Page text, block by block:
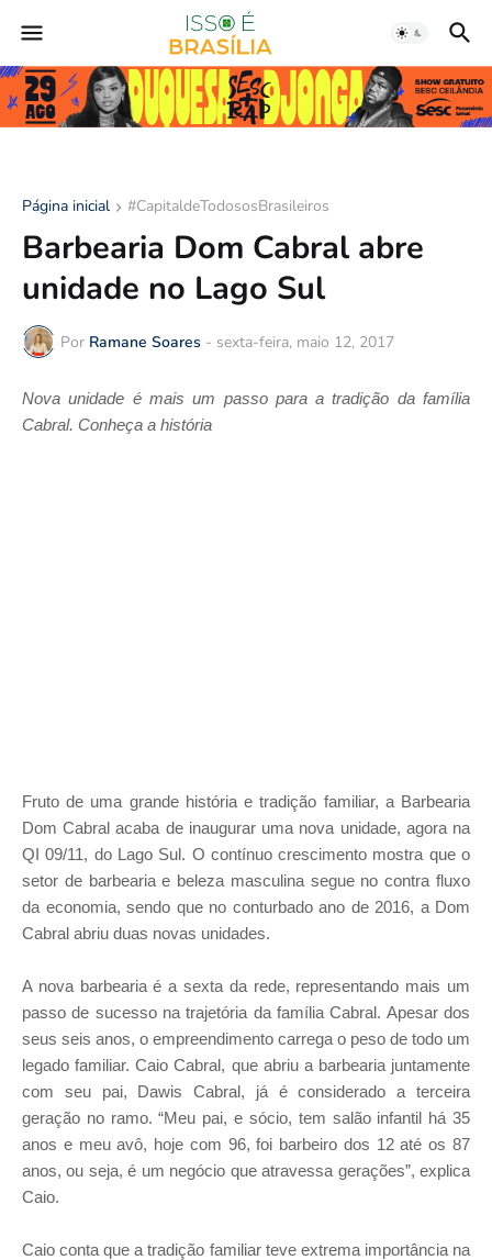
Página inicial #CapitaldeTodososBrasileiros
Barbearia Dom Cabral abre
unidade no Lago Sul
Por Ramane Soares - sexta-feira, maio 12, 2017
Nova unidade é mais um passo para a tradição da família
Cabral. Conheça a história
Fruto de uma grande história e tradição familiar, a Barbearia
Dom Cabral acaba de inaugurar uma nova unidade, agora na
QI 09/11, do Lago Sul. O contínuo crescimento mostra que o
setor de barbearia e beleza masculina segue no contra fluxo
da economia, sendo que no conturbado ano de 2016, a Dom
Cabral abriu duas novas unidades.
A nova barbearia é a sexta da rede, representando mais um
passo de sucesso na trajetória da família Cabral. Apesar dos
seus seis anos, o empreendimento carrega o peso de todo um
legado familiar. Caio Cabral, que abriu a barbearia juntamente
com seu pai, Dawis Cabral, já é considerado a terceira
geração no ramo. “Meu pai, e sócio, tem salão infantil há 35
anos e meu avô, hoje com 96, foi barbeiro dos 12 até os 87
anos, ou seja, é um negócio que atravessa gerações”, explica
Caio.
Caio conta que a tradição familiar teve extrema importância na